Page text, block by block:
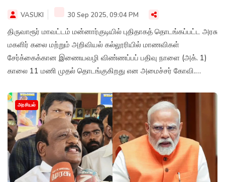
VASUKI 30 Sep 2025, 09:04 PM
திருவாரூர் மாவட்டம் மன்னார்குடியில் புதிதாகத் தொடங்கப்பட்ட அரசு
மகளிர் கலை மற்றும் அறிவியல் கல்லூரியில் மாணவிகள்
சேர்க்கைக்கான இணையவழி விண்ணப்பப் பதிவு நாளை (அக். 1)
காலை 11 மணி முதல் தொடங்குகிறது என அமைச்சர் கோவி.
அரசியல்